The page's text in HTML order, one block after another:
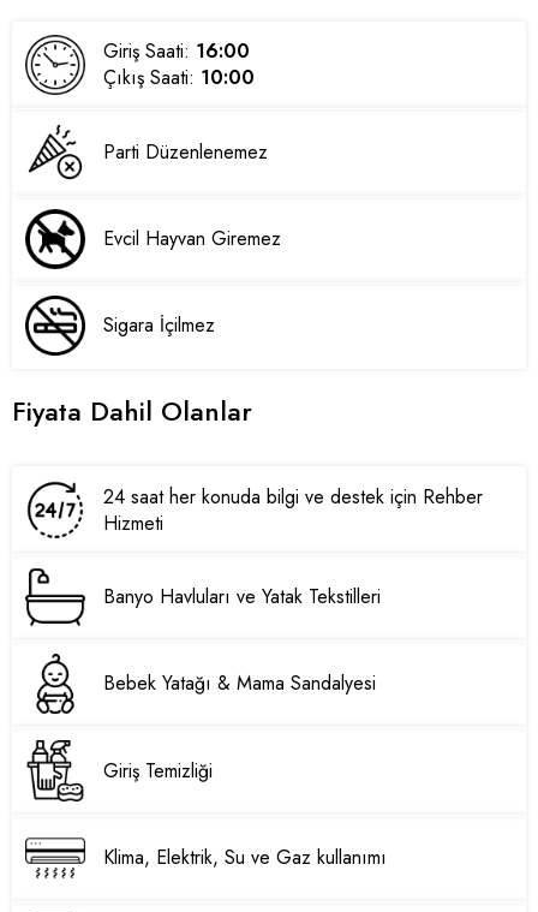
Giriş Saati: 16:00
Çıkış Saati: 10:00
Parti Düzenlenemez
Evcil Hayvan Giremez
Sigara İçilmez
Fiyata Dahil Olanlar
24 saat her konuda bilgi ve destek için Rehber
Hizmeti
Banyo Havluları ve Yatak Tekstilleri
Bebek Yatağı & Mama Sandalyesi
Giriş Temizliği
Klima, Elektrik, Su ve Gaz kullanımı